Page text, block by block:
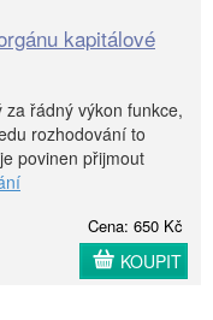
kapitálové
řádný výkon funkce,
rozhodování to
povinen přijmout
Cena: 650 Kč
KOUPIT